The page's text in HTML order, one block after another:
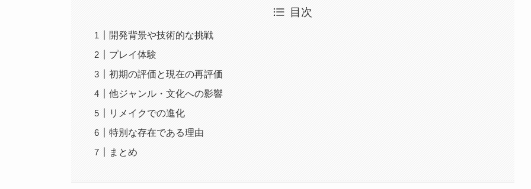
目次
開発背景や技術的な挑戦
プレイ体験
初期の評価と現在の再評価
他ジャンル・文化への影響
リメイクでの進化
特別な存在である理由
まとめ